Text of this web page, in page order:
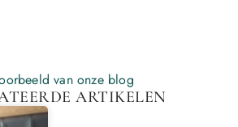
van onze blog
ARTIKELEN